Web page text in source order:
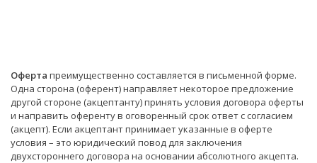
Оферта преимущественно составляется в письменной форме.
Одна сторона (оферент) направляет некоторое предложение
другой стороне (акцептанту) принять условия договора оферты
и направить оференту в оговоренный срок ответ с согласием
(акцепт). Если акцептант принимает указанные в оферте
условия – это юридический повод для заключения
двухстороннего договора на основании абсолютного акцепта.